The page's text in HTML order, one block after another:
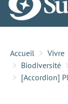
Accueil Vivre
Biodiversité
[Accordion]